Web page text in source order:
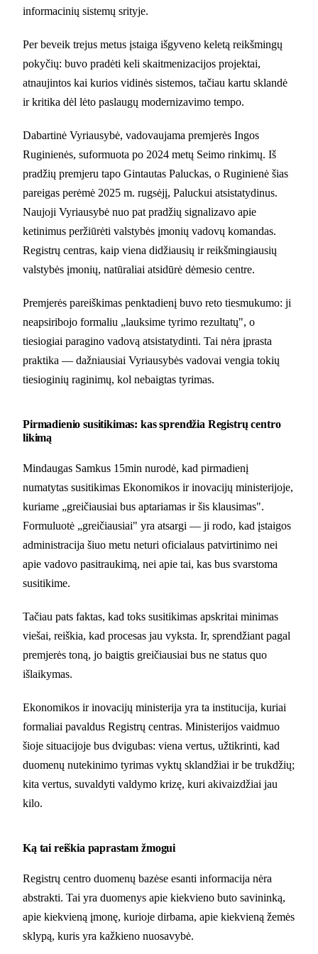
informacinių sistemų srityje.
Per beveik trejus metus įstaiga išgyveno keletą reikšmingų
pokyčių: buvo pradėti keli skaitmenizacijos projektai,
atnaujintos kai kurios vidinės sistemos, tačiau kartu sklandė
ir kritika dėl lėto paslaugų modernizavimo tempo.
Dabartinė Vyriausybė, vadovaujama premjerės Ingos
Ruginienės, suformuota po 2024 metų Seimo rinkimų. Iš
pradžių premjeru tapo Gintautas Paluckas, o Ruginienė šias
pareigas perėmė 2025 m. rugsėjį, Paluckui atsistatydinus.
Naujoji Vyriausybė nuo pat pradžių signalizavo apie
ketinimus peržiūrėti valstybės įmonių vadovų komandas.
Registrų centras, kaip viena didžiausių ir reikšmingiausių
valstybės įmonių, natūraliai atsidūrė dėmesio centre.
Premjerės pareiškimas penktadienį buvo reto tiesmukumo: ji
neapsiribojo formaliu „lauksime tyrimo rezultatų", o
tiesiogiai paragino vadovą atsistatydinti. Tai nėra įprasta
praktika — dažniausiai Vyriausybės vadovai vengia tokių
tiesioginių raginimų, kol nebaigtas tyrimas.
Pirmadienio susitikimas: kas sprendžia Registrų centro
likimą
Mindaugas Samkus 15min nurodė, kad pirmadienį
numatytas susitikimas Ekonomikos ir inovacijų ministerijoje,
kuriame „greičiausiai bus aptariamas ir šis klausimas".
Formuluotė „greičiausiai" yra atsargi — ji rodo, kad įstaigos
administracija šiuo metu neturi oficialaus patvirtinimo nei
apie vadovo pasitraukimą, nei apie tai, kas bus svarstoma
susitikime.
Tačiau pats faktas, kad toks susitikimas apskritai minimas
viešai, reiškia, kad procesas jau vyksta. Ir, sprendžiant pagal
premjerės toną, jo baigtis greičiausiai bus ne status quo
išlaikymas.
Ekonomikos ir inovacijų ministerija yra ta institucija, kuriai
formaliai pavaldus Registrų centras. Ministerijos vaidmuo
šioje situacijoje bus dvigubas: viena vertus, užtikrinti, kad
duomenų nutekinimo tyrimas vyktų sklandžiai ir be trukdžių;
kita vertus, suvaldyti valdymo krizę, kuri akivaizdžiai jau
kilo.
Ką tai reiškia paprastam žmogui
Registrų centro duomenų bazėse esanti informacija nėra
abstrakti. Tai yra duomenys apie kiekvieno buto savininką,
apie kiekvieną įmonę, kurioje dirbama, apie kiekvieną žemės
sklypą, kuris yra kažkieno nuosavybė.